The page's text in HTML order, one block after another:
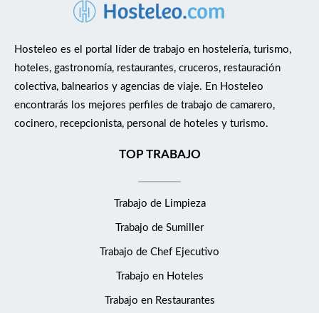
Hosteleo es el portal líder de trabajo en hostelería, turismo,
hoteles, gastronomía, restaurantes, cruceros, restauración
colectiva, balnearios y agencias de viaje. En Hosteleo
encontrarás los mejores perfiles de trabajo de camarero,
cocinero, recepcionista, personal de hoteles y turismo.
TOP TRABAJO
Trabajo de Limpieza
Trabajo de Sumiller
Trabajo de Chef Ejecutivo
Trabajo en Hoteles
Trabajo en Restaurantes